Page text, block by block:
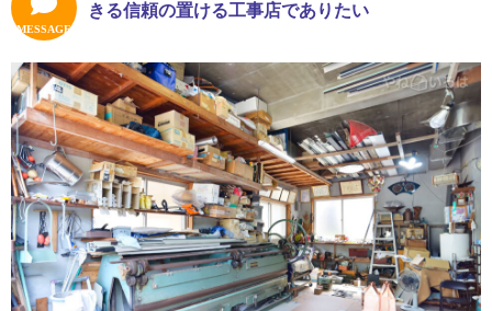
「板金屋というと、板金加工は住宅の役物が主流ですが、
私はできればものづくりの方でも仕事を増やしたいと思っ
ています。長崎の一番大きな祭りの長崎くんちで使うラッ
パを板金で作っています。子どもの兜の飾りのような工芸
品をもっと手掛けていきたいですね。いずれは外国のお客
さまへ向けて販売もしてみたいです」
家の外観はお客さまにとって重要です。ご希望の色にこだ
し、外観と機能性を融合した提案をすることもあります。
「例えば、屋根の縁が茶色だから屋根自体も茶色にしたい
というご希望がありました。板金屋根はけっこうフラット
なので、実は下からあまり見えないんですよ。なので屋根
材自体はシルバーにして、縁を茶色にして仕上げました。
全面茶色よりも屋根材の熱のこもり具合が違うと思いま
す」
MESSAGE
きる信頼の置ける工事店でありたい